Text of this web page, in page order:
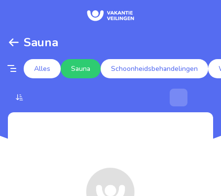
Sauna
Alles Sauna Schoonheidsbehandelingen